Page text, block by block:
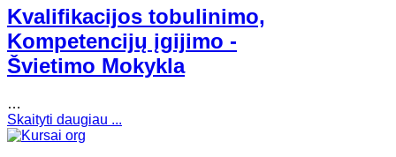
Kvalifikacijos tobulinimo,
Kompetencijų įgijimo -
Švietimo Mokykla
…
Skaityti daugiau ...